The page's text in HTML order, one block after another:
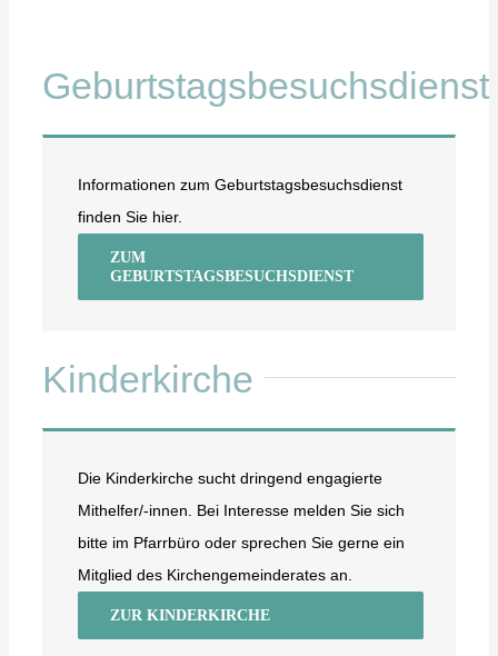
Geburtstagsbesuchsdienst
Informationen zum Geburtstagsbesuchsdienst
finden Sie hier.
ZUM
GEBURTSTAGSBESUCHSDIENST
Kinderkirche
Die Kinderkirche sucht dringend engagierte
Mithelfer/-innen. Bei Interesse melden Sie sich
bitte im Pfarrbüro oder sprechen Sie gerne ein
Mitglied des Kirchengemeinderates an.
ZUR KINDERKIRCHE